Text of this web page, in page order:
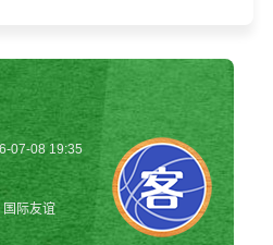
07-08 19:35
国际友谊